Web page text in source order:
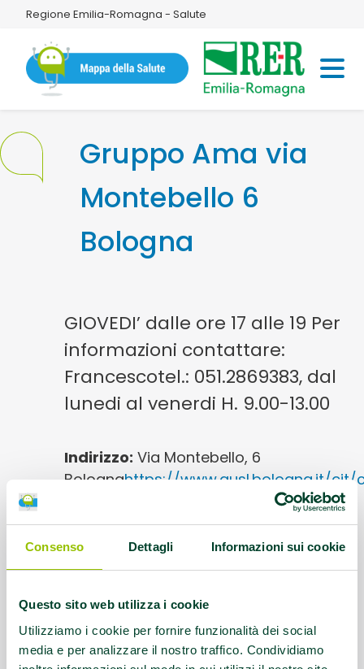
Consenso Dettagli Informazioni sui cookie
Questo sito web utilizza i cookie
Utilizziamo i cookie per fornire funzionalità dei social
media e per analizzare il nostro traffico. Condividiamo
Regione Emilia-Romagna - Salute
Gruppo Ama via
Montebello 6
Bologna
GIOVEDI’ dalle ore 17 alle 19 Per
informazioni contattare:
Francescotel.: 051.2869383, dal
lunedi al venerdi H. 9.00-13.00
Indirizzo: Via Montebello, 6
Bolognahttps://www.ausl.bologna.it/
Questo contenuto si trova inCentri antifumo